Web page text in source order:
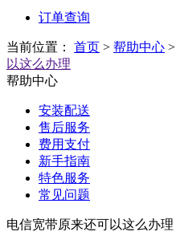
订单查询
当前位置： 首页 > 帮助中心 >
以这么办理
帮助中心
安装配送
售后服务
费用支付
新手指南
特色服务
常见问题
电信宽带原来还可以这么办理